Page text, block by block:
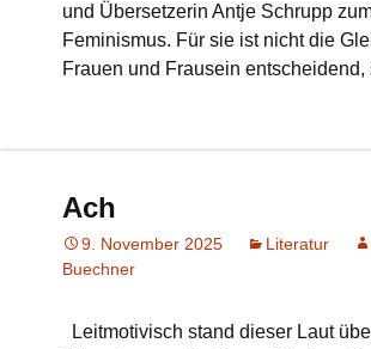
und Übersetzerin Antje Schrupp
Feminismus. Für sie ist nicht die
Frauen und Frausein
Ach
9. November 2025 Literatur
Buechner
Leitmotivisch stand dieser Laut